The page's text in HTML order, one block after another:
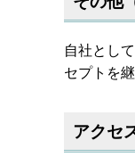
自社とし
セプトを
アクセ